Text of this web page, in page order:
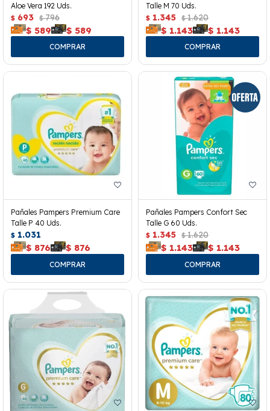
Aloe Vera 192 Uds.
$ 693 $ 796
$ 589 $ 589
Talle M 70 Uds.
$ 1.345 $ 1.620
$ 1.143 $ 1.143
Pañales Pampers Premium Care
Talle P 40 Uds.
$ 1.031
$ 876 $ 876
Pañales Pampers Confort Sec
Talle G 60 Uds.
$ 1.345 $ 1.620
$ 1.143 $ 1.143